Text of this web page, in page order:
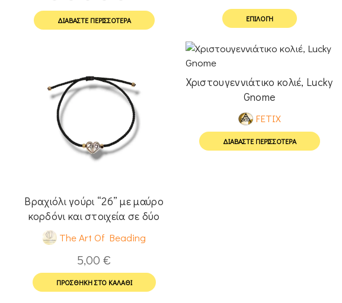
ΔΙΑΒΆΣΤΕ ΠΕΡΙΣΣΌΤΕΡΑ ΕΠΙΛΟΓΉ
Βραχιόλι γούρι “26” με μαύρο
κορδόνι και στοιχεία σε δύο
τόνους
The Art Of Beading
5,00€
ΠΡΟΣΘΉΚΗ ΣΤΟ ΚΑΛΆΘΙ
Χριστουγεννιάτικο κολιέ, Lucky
Gnome
FETIX
ΔΙΑΒΆΣΤΕ ΠΕΡΙΣΣΌΤΕΡΑ